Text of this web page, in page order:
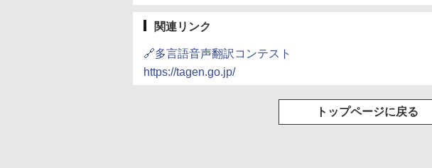
関連リンク
🔗多言語音声翻訳コンテスト
https://tagen.go.jp/
トップページに戻る